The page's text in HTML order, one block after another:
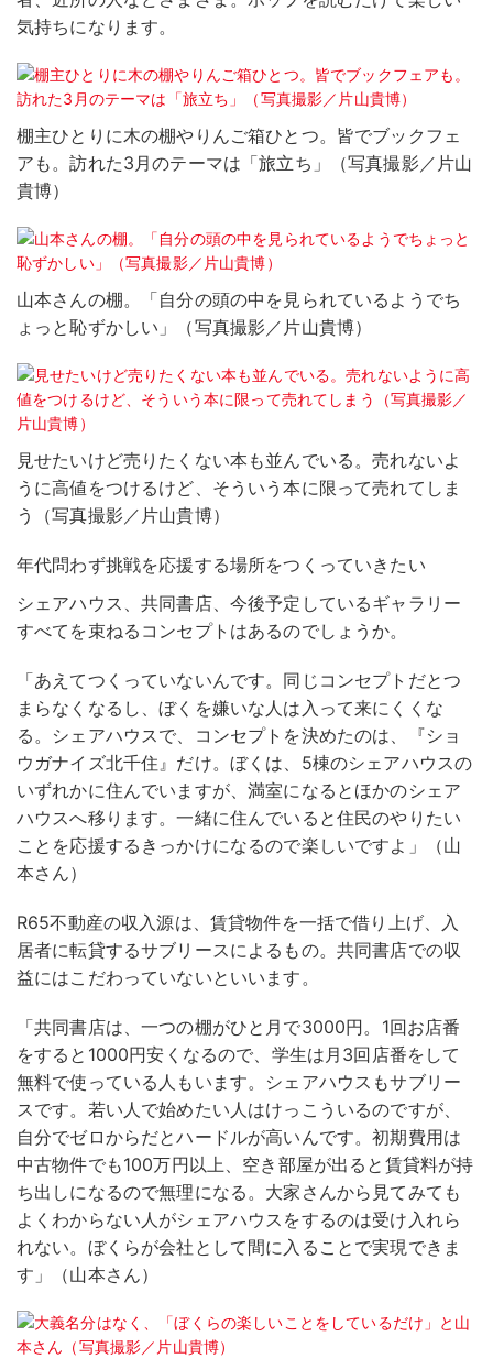
気持ちになります。
棚主ひとりに木の棚やりんご箱ひとつ。皆でブックフェ
アも。訪れた3月のテーマは「旅立ち」（写真撮影／片山
貴博）
山本さんの棚。「自分の頭の中を見られているようでち
ょっと恥ずかしい」（写真撮影／片山貴博）
見せたいけど売りたくない本も並んでいる。売れないよ
うに高値をつけるけど、そういう本に限って売れてしま
う（写真撮影／片山貴博）
年代問わず挑戦を応援する場所をつくっていきたい
シェアハウス、共同書店、今後予定しているギャラリー
すべてを束ねるコンセプトはあるのでしょうか。
「あえてつくっていないんです。同じコンセプトだとつ
まらなくなるし、ぼくを嫌いな人は入って来にくくな
る。シェアハウスで、コンセプトを決めたのは、『ショ
ウガナイズ北千住』だけ。ぼくは、5棟のシェアハウスの
いずれかに住んでいますが、満室になるとほかのシェア
ハウスへ移ります。一緒に住んでいると住民のやりたい
ことを応援するきっかけになるので楽しいですよ」（山
本さん）
R65不動産の収入源は、賃貸物件を一括で借り上げ、入
居者に転貸するサブリースによるもの。共同書店での収
益にはこだわっていないといいます。
「共同書店は、一つの棚がひと月で3000円。1回お店番
をすると1000円安くなるので、学生は月3回店番をして
無料で使っている人もいます。シェアハウスもサブリー
スです。若い人で始めたい人はけっこういるのですが、
自分でゼロからだとハードルが高いんです。初期費用は
中古物件でも100万円以上、空き部屋が出ると賃貸料が持
ち出しになるので無理になる。大家さんから見てみても
よくわからない人がシェアハウスをするのは受け入れら
れない。ぼくらが会社として間に入ることで実現できま
す」（山本さん）